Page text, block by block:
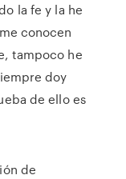
la fe y la he
conocen
tampoco he
doy
de ello es
de